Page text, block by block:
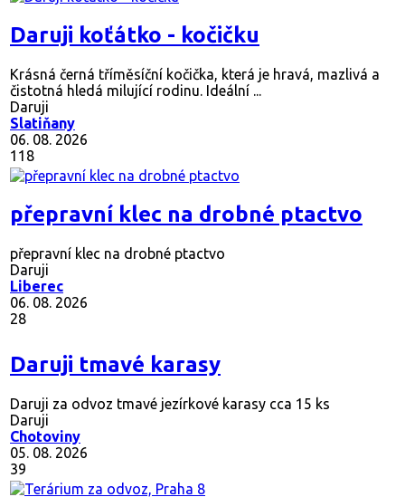
Daruji koťátko - kočičku
Krásná černá tříměsíční kočička, která je hravá, mazlivá a
čistotná hledá milující rodinu. Ideální ...
Daruji
Slatiňany
06. 08. 2026
118
přepravní klec na drobné ptactvo
přepravní klec na drobné ptactvo
Daruji
Liberec
06. 08. 2026
28
Daruji tmavé karasy
Daruji za odvoz tmavé jezírkové karasy cca 15 ks
Daruji
Chotoviny
05. 08. 2026
39